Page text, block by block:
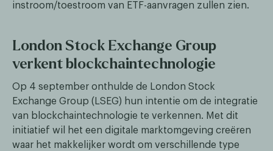
instroom/toestroom van ETF-aanvragen zullen zien.
London Stock Exchange Group
verkent blockchaintechnologie
Op 4 september onthulde de London Stock
Exchange Group (LSEG) hun intentie om de integratie
van blockchaintechnologie te verkennen. Met dit
initiatief wil het een digitale marktomgeving creëren
waar het makkelijker wordt om verschillende type